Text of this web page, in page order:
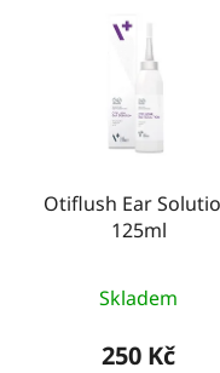
Otiflush Ear
125ml
Skladem
250 Kč